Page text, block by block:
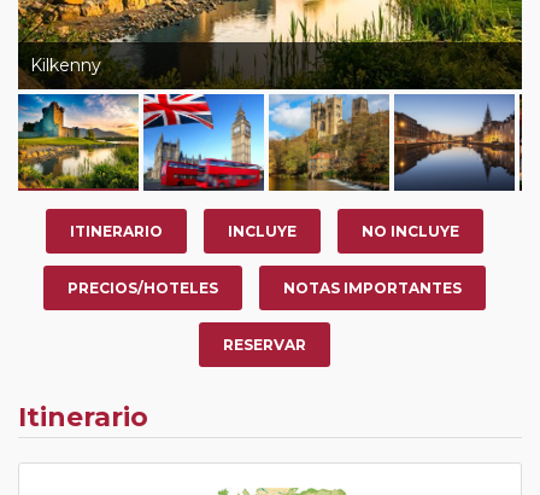
otro circuito del mismo proveedor no se abonará este
suplemento.
Pasajero Club:este circuito, en cualquier época del
año, ofrece a los pasajeros que ya hayan viajado con
nosotros en los últimos 3 años y que pertenezcan a
nuestro Club de Pasajeros (cuya obtención se realiza
tras rellenar el cuestionario de satisfacción en "Mi viaje")
o los que estén en luna de miel contarán con un
descuento del 5%.
Kilkenny
ITINERARIO INCLUYE NO INCLUYE
PRECIOS/HOTELES NOTAS IMPORTANTES
RESERVAR
Itinerario